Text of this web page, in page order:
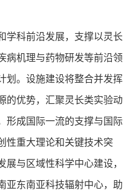
学科前沿发展，支撑以灵长
病机理与药物研发等前沿领
划。设施建设将整合并发挥
的优势，汇聚灵长类实验动
形成国际一流的支撑与国际
性重大理论和关键技术突
与区域性科学中心建设，
亚东南亚科技辐射中心，助